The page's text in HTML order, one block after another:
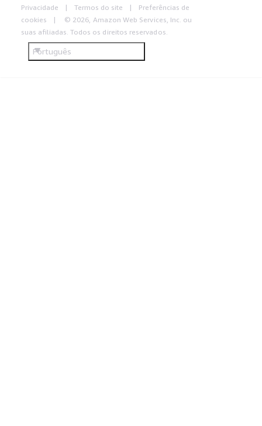
Privacidade Termos do site
Preferências de
cookies
© 2026, Amazon Web Services, Inc. ou
suas afiliadas. Todos os direitos reservados.
Português